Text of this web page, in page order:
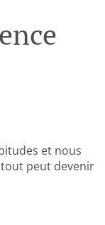
et nous
peut devenir